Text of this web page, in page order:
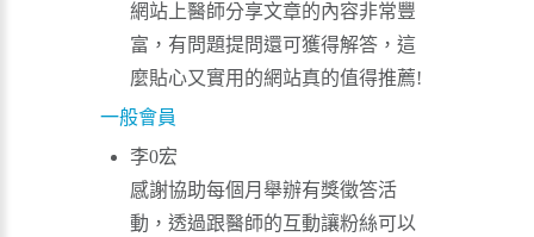
網站上醫師分享文章的內容非常豐
富，有問題提問還可獲得解答，這
麼貼心又實用的網站真的值得推薦!
一般會員
李0宏
感謝協助每個月舉辦有獎徵答活
動，透過跟醫師的互動讓粉絲可以